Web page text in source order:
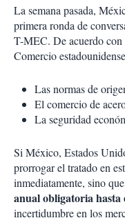
La semana pasada,
primera ronda de
T-MEC. De acuerdo
Comercio
Las normas de
El comercio de
La seguridad
Si México, Estados
prorrogar el tratado en
inmediatamente, sino
anual obligatoria hasta
incertidumbre en los